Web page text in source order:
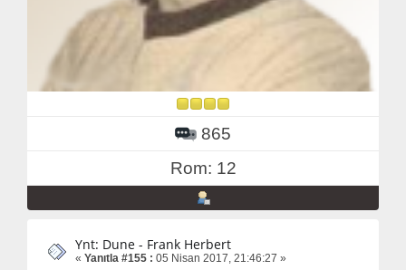
865
Rom: 12
Ynt: Dune - Frank Herbert
« Yanıtla #155 : 05 Nisan 2017, 21:46:27 »